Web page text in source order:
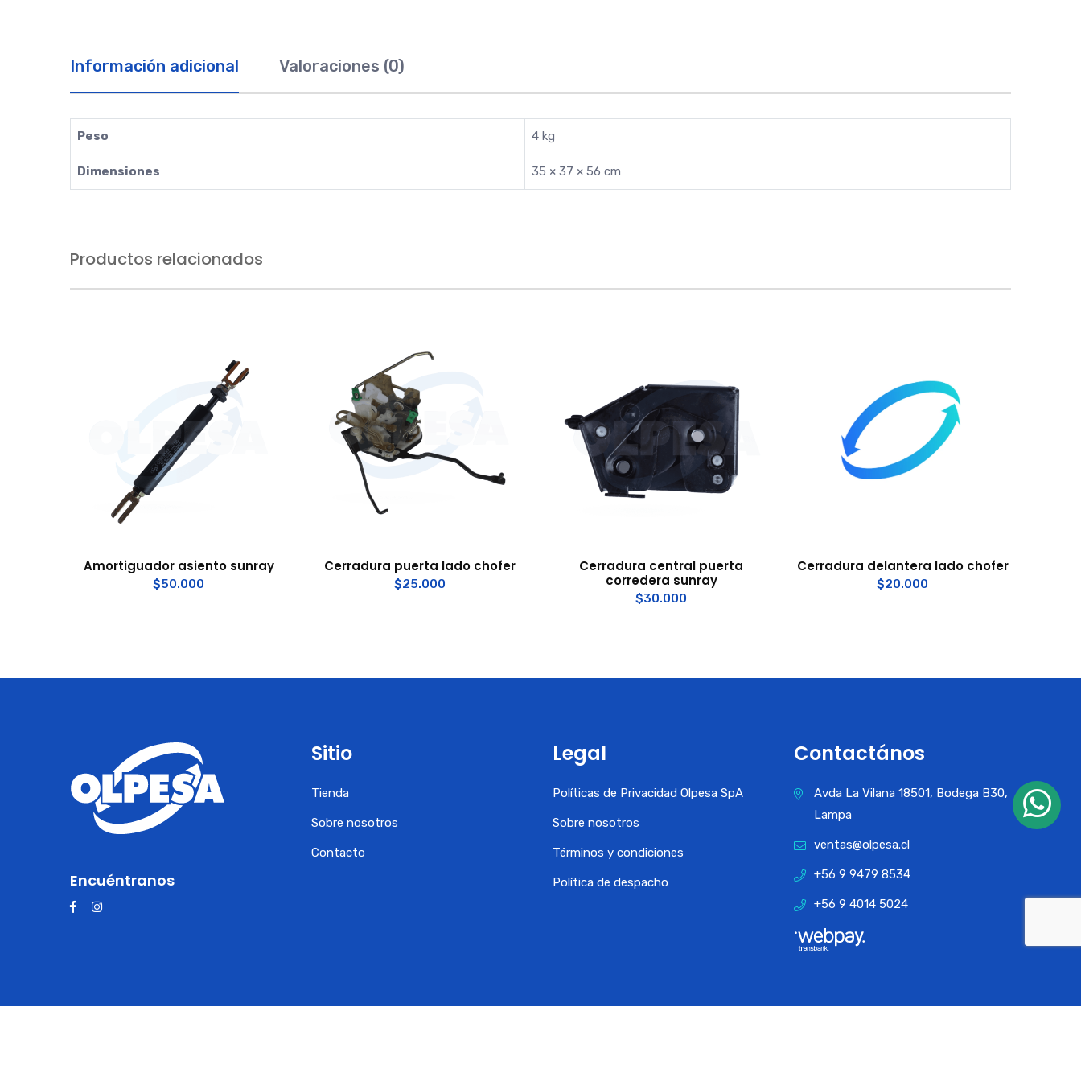
Información adicional Valoraciones (0)
Peso 4 kg
Dimensiones 35 × 37 × 56 cm
Productos relacionados
Amortiguador asiento sunray
$50.000
Cerradura puerta lado chofer
$25.000
Cerradura central puerta
corredera sunray
$30.000
Cerradura delantera lado chofer
$20.000
Encuéntranos
Sitio
Tienda
Sobre nosotros
Contacto
Legal
Políticas de Privacidad Olpesa SpA
Sobre nosotros
Términos y condiciones
Política de despacho
Contactános
Avda La Vilana 18501, Bodega B30,
Lampa
ventas@olpesa.cl
+56 9 9479 8534
+56 9 4014 5024